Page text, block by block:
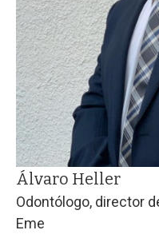
Álvaro Heller
Odontólogo, director
Eme